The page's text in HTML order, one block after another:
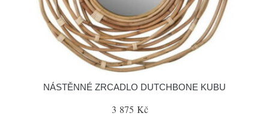
NÁSTĚNNÉ ZRCADLO DUTCHBONE KUBU
3 875 Kč